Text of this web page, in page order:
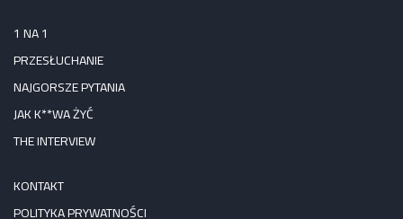
1 NA 1
PRZESŁUCHANIE
NAJGORSZE PYTANIA
JAK K**WA ŻYĆ
THE INTERVIEW
KONTAKT
POLITYKA PRYWATNOŚCI